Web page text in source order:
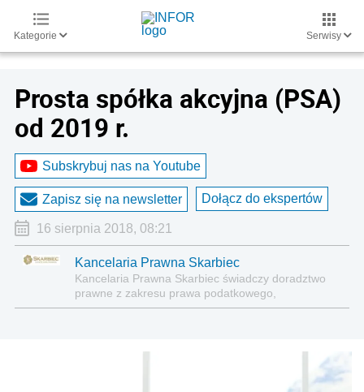
Kategorie Serwisy
Prosta spółka akcyjna (PSA)
od 2019 r.
Subskrybuj nas na Youtube
Zapisz się na newsletter Dołącz do ekspertów
16 sierpnia 2018, 08:21
Kancelaria Prawna Skarbiec
Kancelaria Prawna Skarbiec świadczy doradztwo
prawne z zakresu prawa podatkowego,
gospodarczego, cywilnego i karnego.